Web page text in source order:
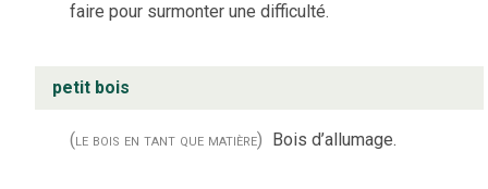
faire pour surmonter une difficulté.
petit bois
(le bois en tant que matière) Bois d’allumage.